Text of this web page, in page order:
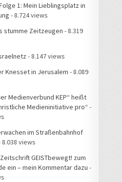
1: Mein Lieblingsplatz in
- 8.724 views
stumme Zeitzeugen - 8.319
- 8.147 views
Knesset in Jerusalem - 8.089
Medienverbund KEP“ heißt
Medieninitiative pro“ -
im Straßenbahnhof
8.038 views
GEISTbewegt! zum
ein – mein Kommentar dazu -